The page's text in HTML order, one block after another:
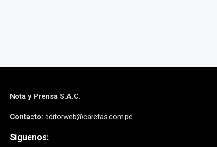
Nota y Prensa S.A.C.
Contacto: editorweb@caretas.com.pe
Síguenos: